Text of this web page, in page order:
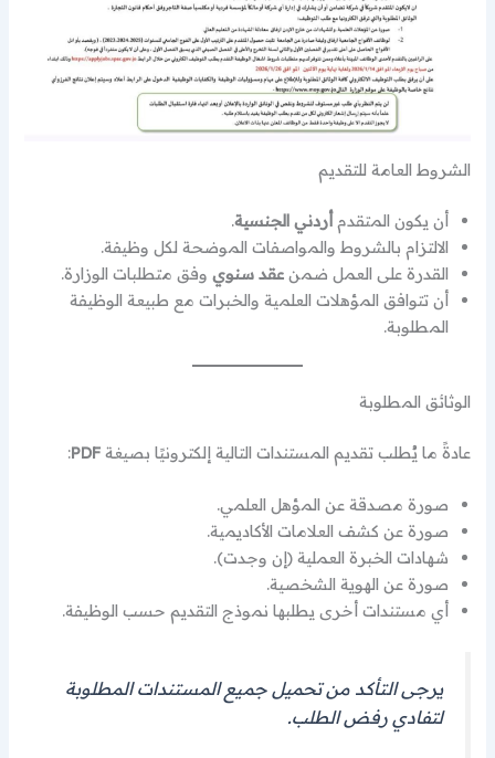
الشروط العامة للتقديم
أن يكون المتقدم أردني الجنسية.
الالتزام بالشروط والمواصفات الموضحة لكل وظيفة.
القدرة على العمل ضمنعقد سنوي وفق متطلبات الوزارة.
أن تتوافق المؤهلات العلمية والخبرات مع طبيعة الوظيفة
المطلوبة.
الوثائق المطلوبة
عادةً ما يُطلب تقديم المستندات التالية إلكترونيًا بصيغةPDF
:
صورة مصدقة عن المؤهل العلمي.
صورة عن كشف العلامات الأكاديمية.
شهادات الخبرة العملية (إن وجدت).
صورة عن الهوية الشخصية.
أي مستندات أخرى يطلبها نموذج التقديم حسب الوظيفة.
يرجى التأكد من تحميل جميع المستندات المطلوبة
لتفادي رفض الطلب.